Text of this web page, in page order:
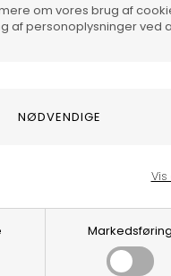
om vores brug af
af personoplysninger ved
Markedsføring
Emiko
Rabens
495,00